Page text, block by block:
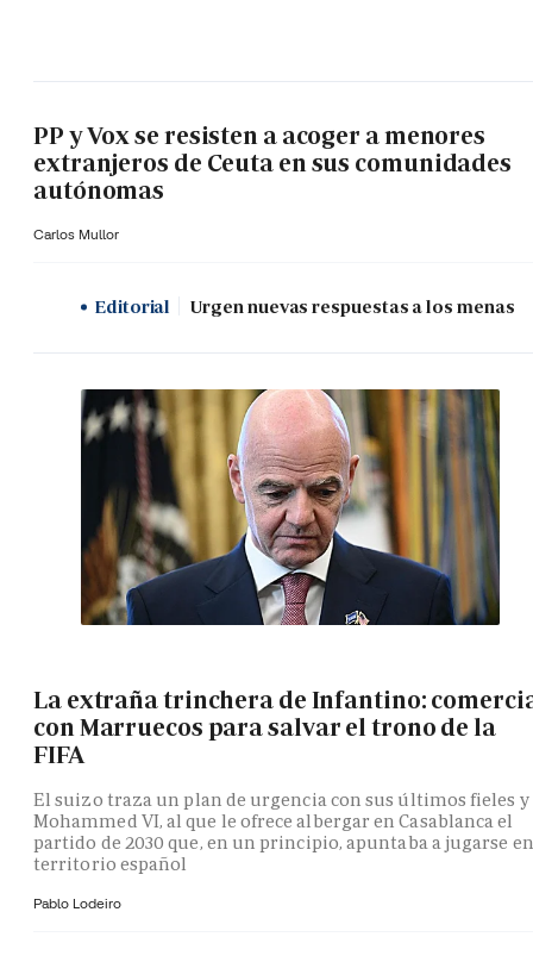
PP y Vox se resisten a acoger a menores
extranjeros de Ceuta en sus comunidades
autónomas
Carlos Mullor
Editorial Urgen nuevas respuestas a los menas
La extraña trinchera de Infantino:
con Marruecos para salvar el trono de la
FIFA
El suizo traza un plan de urgencia con sus últimos fieles y
Mohammed VI, al que le ofrece albergar en Casablanca el
partido de 2030 que, en un principio, apuntaba a jugarse en
territorio español
Pablo Lodeiro